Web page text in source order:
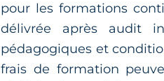
pour les formations
délivrée après audit
pédagogiques et
frais de formation